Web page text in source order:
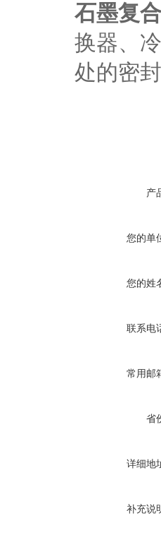
石墨复
换器、
处的密
产
您的单
您的姓
联系电
常用邮
省
详细地
补充说